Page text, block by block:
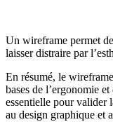
Un wireframe permet
laisser distraire par
En résumé, le
bases de l’ergonomie
essentielle pour valider
au design graphique et